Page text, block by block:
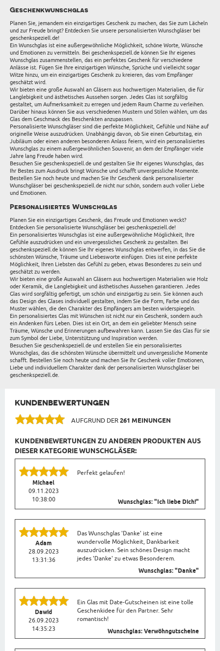
Geschenkwunschglas
Planen Sie, jemandem ein einzigartiges Geschenk zu machen, das Sie zum Lächeln
und zur Freude bringt? Entdecken Sie unsere personalisierten Wunschgläser bei
geschenkspeziell.de!
Ein Wunschglas ist eine außergewöhnliche Möglichkeit, schöne Worte, Wünsche
und Emotionen zu vermitteln. Bei geschenkspeziell.de können Sie Ihr eigenes
Wunschglas zusammenstellen, das ein perfektes Geschenk für verschiedene
Anlässe ist. Fügen Sie Ihre einzigartigen Wünsche, Sprüche und vielleicht sogar
Witze hinzu, um ein einzigartiges Geschenk zu kreieren, das vom Empfänger
geschätzt wird.
Wir bieten eine große Auswahl an Gläsern aus hochwertigen Materialien, die für
Langlebigkeit und ästhetisches Aussehen sorgen. Jedes Glas ist sorgfältig
gestaltet, um Aufmerksamkeit zu erregen und jedem Raum Charme zu verleihen.
Darüber hinaus können Sie aus verschiedenen Mustern und Stilen wählen, um das
Glas dem Geschmack des Beschenkten anzupassen.
Personalisierte Wunschgläser sind die perfekte Möglichkeit, Gefühle und Nähe auf
originelle Weise auszudrücken. Unabhängig davon, ob Sie einen Geburtstag, ein
Jubiläum oder einen anderen besonderen Anlass feiern, wird ein personalisiertes
Wunschglas zu einem außergewöhnlichen Souvenir, an dem der Empfänger viele
Jahre lang Freude haben wird.
Besuchen Sie geschenkspeziell.de und gestalten Sie Ihr eigenes Wunschglas, das
Ihr Bestes zum Ausdruck bringt Wünsche und schafft unvergessliche Momente.
Bestellen Sie noch heute und machen Sie Ihr Geschenk dank personalisierter
Wunschgläser bei geschenkspeziell.de nicht nur schön, sondern auch voller Liebe
und Emotionen.
Personalisiertes Wunschglas
Planen Sie ein einzigartiges Geschenk, das Freude und Emotionen weckt?
Entdecken Sie personalisierte Wunschgläser bei geschenkspeziell.de!
Ein personalisiertes Wunschglas ist eine außergewöhnliche Möglichkeit, Ihre
Gefühle auszudrücken und ein unvergessliches Geschenk zu gestalten. Bei
geschenkspeziell.de können Sie Ihr eigenes Wunschglas entwerfen, in das Sie die
schönsten Wünsche, Träume und Liebesworte einfügen. Dies ist eine perfekte
Möglichkeit, Ihren Liebsten das Gefühl zu geben, etwas Besonderes zu sein und
geschätzt zu werden.
Wir bieten eine große Auswahl an Gläsern aus hochwertigen Materialien wie Holz
oder Keramik, die Langlebigkeit und ästhetisches Aussehen garantieren. Jedes
Glas wird sorgfältig gefertigt, um schön und einzigartig zu sein. Sie können auch
das Design des Glases individuell gestalten, indem Sie die Form, Farbe und das
Muster wählen, die den Charakter des Empfängers am besten widerspiegeln.
Ein personalisiertes Glas mit Wünschen ist nicht nur ein Geschenk, sondern auch
ein Andenken fürs Leben. Dies ist ein Ort, an dem ein geliebter Mensch seine
Träume, Wünsche und Erinnerungen aufbewahren kann. Lassen Sie das Glas für sie
zum Symbol der Liebe, Unterstützung und Inspiration werden.
Besuchen Sie geschenkspeziell.de und erstellen Sie ein personalisiertes
Wunschglas, das die schönsten Wünsche übermittelt und unvergessliche Momente
schafft. Bestellen Sie noch heute und machen Sie Ihr Geschenk voller Emotionen,
Liebe und individuellem Charakter dank der personalisierten Wunschgläser bei
geschenkspeziell.de.
KUNDENBEWERTUNGEN
AUFGRUND DER261 MEINUNGEN
KUNDENBEWERTUNGEN ZU ANDEREN PRODUKTEN AUS
DIESER KATEGORIE WUNSCHGLÄSER:
Michael
09.11.2023
10:38:00
Perfekt gelaufen!
Wunschglas: "Ich liebe Dich!"
Adam
28.09.2023
13:31:36
Das Wunschglas 'Danke' ist eine
wundervolle Möglichkeit, Dankbarkeit
auszudrücken. Sein schönes Design macht
jedes 'Danke' zu etwas Besonderem.
Wunschglas: "Danke"
Dawid
26.09.2023
14:35:23
Ein Glas mit Date-Gutscheinen ist eine tolle
Geschenkidee für den Partner. Sehr
romantisch!
Wunschglas: Verwöhngutscheine